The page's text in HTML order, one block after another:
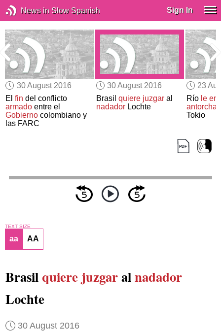
News in Slow Spanish Sign In
30 August 2016
Elfin del conflicto
armado entre el
Gobierno colombiano y
las FARC
30 August 2016
Brasil quiere juzgaral
nadadorLochte
23
Río le
antorcha
Tokio
TEXT SIZE
aa AA
Brasil quiere juzgaralnadador
Lochte
30 August 2016